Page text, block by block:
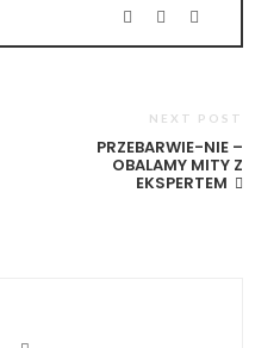
NEXT POST
PRZEBARWIE-NIE –
OBALAMY MITY Z
EKSPERTEM